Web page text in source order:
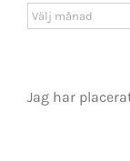
Arkiv
Jag har